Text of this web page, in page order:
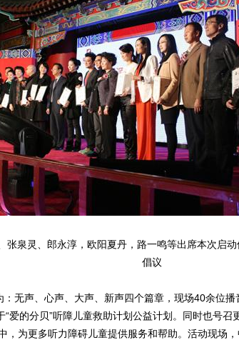
张泉灵、郎永淳，欧阳夏丹，路一鸣等出席本次启
倡议
声、心声、大声、新声四个篇章，现场40余位播
“爱的分贝”听障儿童救助计划公益计划。同时也号召
，为更多听力障碍儿童提供服务和帮助。活动现场